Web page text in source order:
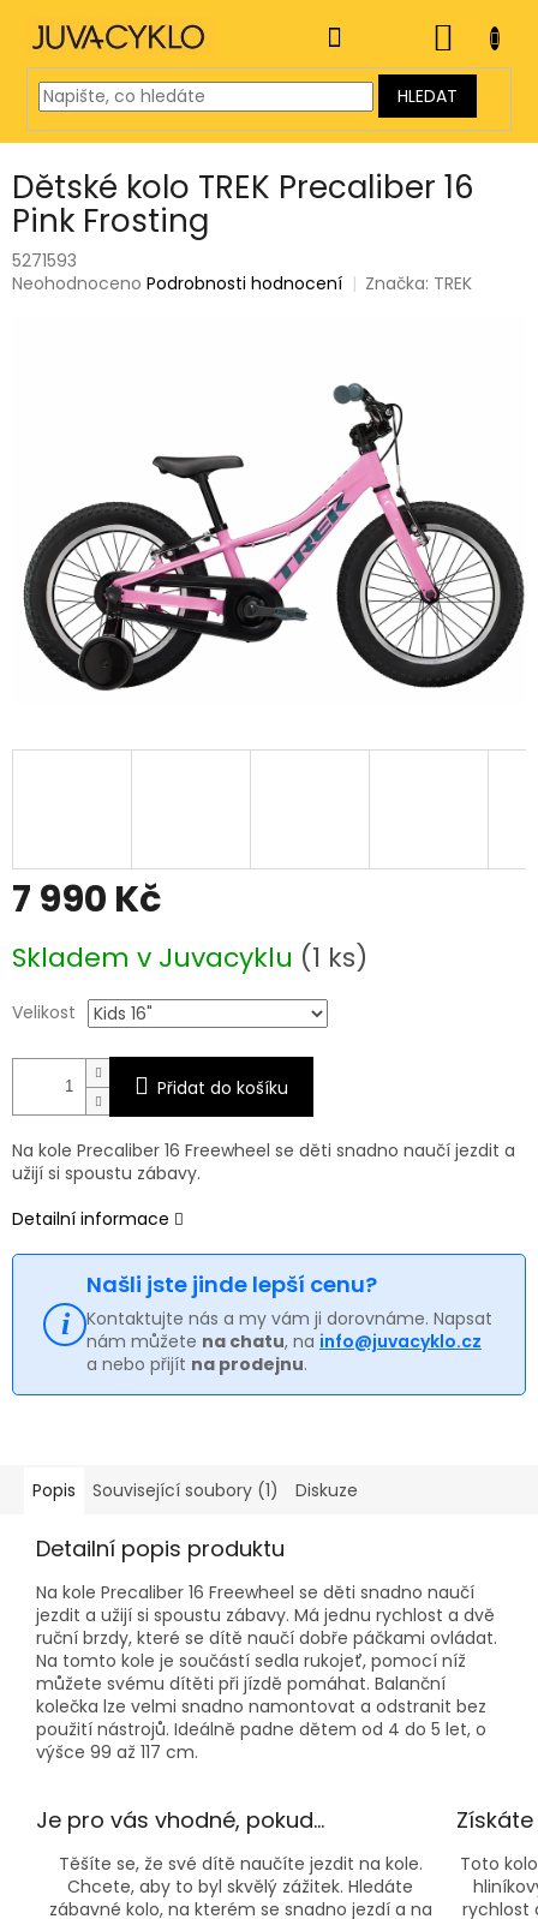
obsah
HLEDAT
KOŠÍK
Dětské kolo TREK Precaliber 16
Pink Frosting
5271593
Průměrné
Neohodnoceno Podrobnosti hodnocení Značka: TREK
7 990 Kč
cena:
Skladem v Juvacyklu (1 ks)
Velikost
Přidat do košíku
Na kole Precaliber 16 Freewheel se děti snadno naučí jezdit a
užijí si spoustu zábavy.
Detailní informace
Našli jste jinde lepší cenu?
Kontaktujte nás a my vám ji dorovnáme. Napsat
nám můžete na chatu, na info@juvacyklo.cz
a nebo přijít na prodejnu.
Popis Související soubory (1) Diskuze
Detailní popis produktu
Na kole Precaliber 16 Freewheel se děti snadno naučí
jezdit a užijí si spoustu zábavy. Má jednu rychlost a dvě
ruční brzdy, které se dítě naučí dobře páčkami ovládat.
Na tomto kole je součástí sedla rukojeť, pomocí níž
můžete svému dítěti při jízdě pomáhat. Balanční
kolečka lze velmi snadno namontovat a odstranit bez
použití nástrojů. Ideálně padne dětem od 4 do 5 let, o
výšce 99 až 117 cm.
Je pro vás vhodné, pokud…
Těšíte se, že své dítě naučíte jezdit na kole.
Chcete, aby to byl skvělý zážitek. Hledáte
zábavné kolo, na kterém se snadno jezdí a na
Toto
rychlost